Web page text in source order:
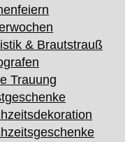
& Brautstrauß
Trauung